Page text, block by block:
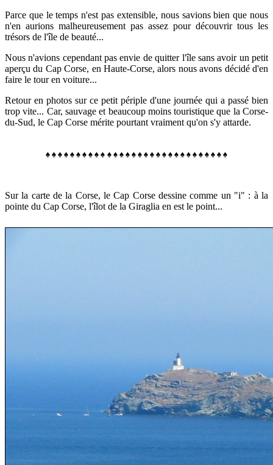
Parce que le temps n'est pas extensible, nous savions bien que nous
n'en aurions malheureusement pas assez pour découvrir tous les
trésors de l'île de beauté...
Nous n'avions cependant pas envie de quitter l'île sans avoir un petit
aperçu du Cap Corse, en Haute-Corse, alors nous avons décidé d'en
faire le tour en voiture...
Retour en photos sur ce petit périple d'une journée qui a passé bien
trop vite... Car, sauvage et beaucoup moins touristique que la Corse-
du-Sud, le Cap Corse mérite pourtant vraiment qu'on s'y attarde.
♠ ♠ ♠ ♠ ♠ ♠ ♠ ♠ ♠ ♠ ♠ ♠ ♠ ♠ ♠ ♠ ♠ ♠ ♠ ♠ ♠ ♠ ♠ ♠ ♠ ♠ ♠ ♠ ♠ ♠
Sur la carte de la Corse, le Cap Corse dessine comme un "i" : à la
pointe du Cap Corse, l'îlot de la Giraglia en est le point...